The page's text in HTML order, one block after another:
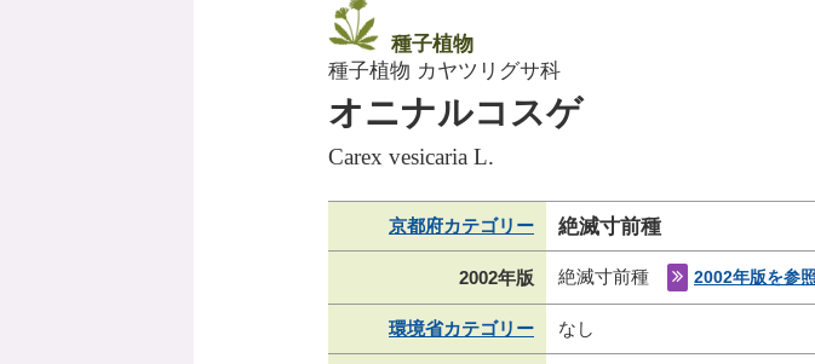
種子植物
種子植物 カヤツリグサ科
オニナルコスゲ
Carex vesicaria L.
京都府カテゴリー 絶滅寸前種
2002年版 絶滅寸前種 2002年版を参
環境省カテゴリー なし